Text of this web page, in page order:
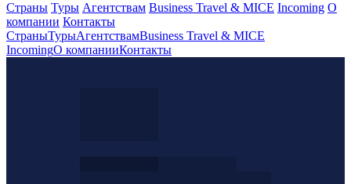
Страны Туры Агентствам Business Travel & MICE Incoming О
компании Контакты
СтраныТурыАгентствамBusiness Travel & MICE
IncomingО компанииКонтакты